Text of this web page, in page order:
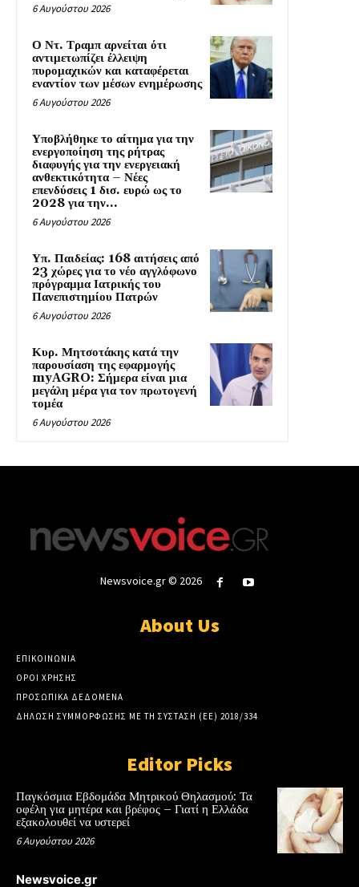
6 Αυγούστου 2026
Ο Ντ. Τραμπ αρνείται ότι
αντιμετωπίζει έλλειψη
πυρομαχικών και καταφέρεται
εναντίον των μέσων ενημέρωσης
6 Αυγούστου 2026
Υποβλήθηκε το αίτημα για την
ενεργοποίηση της ρήτρας
διαφυγής για την ενεργειακή
ανθεκτικότητα – Νέες
επενδύσεις 1 δισ. ευρώ ως το
2028 για την...
6 Αυγούστου 2026
Υπ. Παιδείας: 168 αιτήσεις από
23 χώρες για το νέο αγγλόφωνο
πρόγραμμα Ιατρικής του
Πανεπιστημίου Πατρών
6 Αυγούστου 2026
Κυρ. Μητσοτάκης κατά την
παρουσίαση της εφαρμογής
myAGRO: Σήμερα είναι μια
μεγάλη μέρα για τον πρωτογενή
τομέα
6 Αυγούστου 2026
Newsvoice.gr © 2026
About Us
ΕΠΙΚΟΙΝΩΝΙΑ
ΟΡΟΙ ΧΡΗΣΗΣ
ΠΡΟΣΩΠΙΚΑ ΔΕΔΟΜΕΝΑ
ΔΗΛΩΣΗ ΣΥΜΜΟΡΦΩΣΗΣ ΜΕ ΤΗ ΣΥΣΤΑΣΗ (ΕΕ) 2018/334
Editor Picks
Παγκόσμια Εβδομάδα Μητρικού Θηλασμού: Τα
οφέλη για μητέρα και βρέφος – Γιατί η Ελλάδα
εξακολουθεί να υστερεί
6 Αυγούστου 2026
Newsvoice.gr